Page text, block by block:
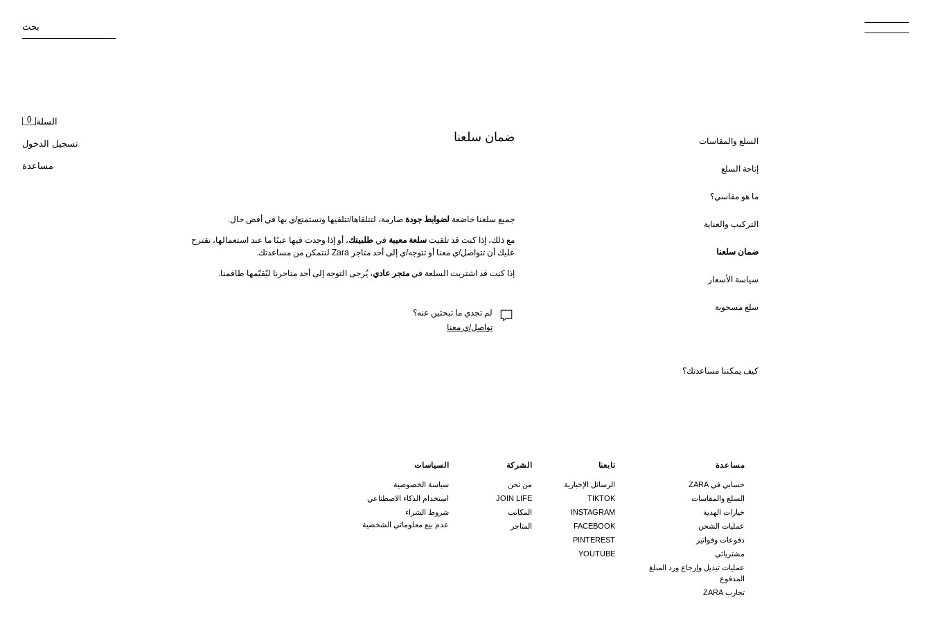
بحث
السلة 0
تسجيل الدخول
مساعدة
السلع والمقاسات
إتاحة السلع
ما هو مقاسي؟
التركيب والعناية
ضمان سلعنا
سياسة الأسعار
سلع مسحوبة
ضمان سلعنا
جميع سلعنا خاضعة لضوابط جودة صارمة، لتتلقاها/تتلقيها وتستمتع/ي بها في أفض حال.
مع ذلك، إذا كنت قد تلقيت سلعة معيبة في طلبيتك
عليك أن تتواصل/ي معنا أو تتوجه/ي إلى أحد متاجر Zara لنتمكن من مساعدتك.
إذا كنت قد اشتريت السلعة في متجر عادي، يُرجى التوجه إلى أحد متاجرنا ليُقيّمها طاقمنا.
لم تجدي ما تبحثين عنه؟
تواصل/ي معنا
مساعدة
حسابي في ZARA
السلع والمقاسات
خيارات الهدية
عمليات الشحن
دفوعات وفواتير
مشترياتي
عمليات تبديل وإرجاع ورد المبلغ
المدفوع
تجارب ZARA
تابعنا
الرسائل الإخبارية
TIKTOK
INSTAGRAM
FACEBOOK
PINTEREST
YOUTUBE
الشركة
من نحن
JOIN LIFE
المكاتب
المتاجر
السياسات
سياسة الخصوصية
استخدام الذكاء الاصطناعي
شروط الشراء
عدم بيع معلوماتي الشخصية